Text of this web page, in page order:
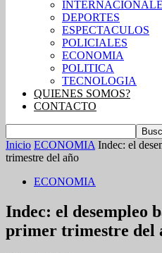
DEPORTES
ESPECTACULOS
POLICIALES
ECONOMIA
POLITICA
TECNOLOGIA
QUIENES SOMOS?
CONTACTO
Inicio ECONOMIA Indec: el
trimestre del año
ECONOMIA
Indec: el desempleo
primer trimestre del